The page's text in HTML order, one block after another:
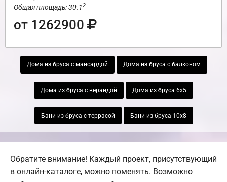
Общая площадь: 30.12
от 1262900
Дома из бруса с мансардой Дома из бруса с балконом
Дома из бруса с верандой Дома из бруса 6х5
Бани из бруса с террасой Бани из бруса 10х8
Обратите внимание! Каждый проект, присутствующий
в онлайн-каталоге, можно поменять. Возможно